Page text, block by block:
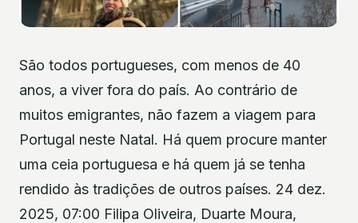
São todos portugueses, com menos de 40
anos, a viver fora do país. Ao contrário de
muitos emigrantes, não fazem a viagem para
Portugal neste Natal. Há quem procure manter
uma ceia portuguesa e há quem já se tenha
rendido às tradições de outros países. 24 dez.
2025, 07:00 Filipa Oliveira, Duarte Moura,